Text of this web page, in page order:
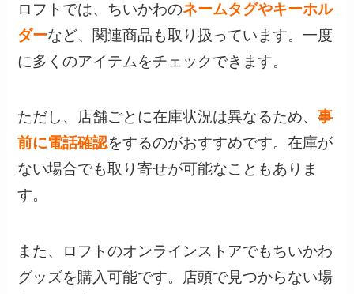
ロフトでは、ちいかわのネームタグやキーホル
ダーなど、関連商品も取り扱っています。一度
に多くのアイテムをチェックできます。
ただし、店舗ごとに在庫状況は異なるため、事
前に電話確認をするのがおすすめです。在庫が
ない場合でも取り寄せが可能なこともありま
す。
また、ロフトのオンラインストアでもちいかわ
グッズを購入可能です。店頭で見つからない場